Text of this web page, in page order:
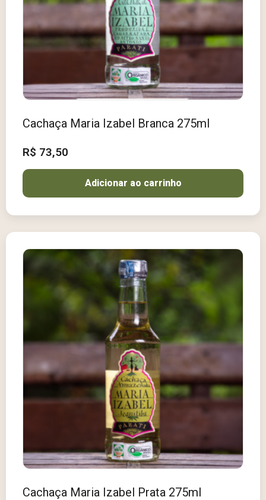
Cachaça Maria Izabel Branca 275ml
R$ 73,50
Adicionar ao carrinho
Cachaça Maria Izabel Prata 275ml